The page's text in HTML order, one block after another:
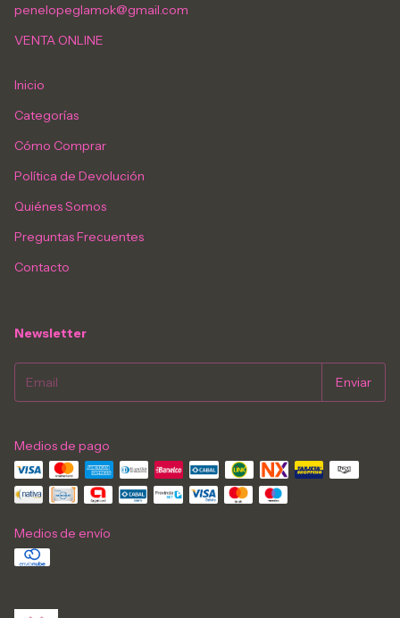
penelopeglamok@gmail.com
VENTA ONLINE
Inicio
Categorías
Cómo Comprar
Política de Devolución
Quiénes Somos
Preguntas Frecuentes
Contacto
Newsletter
Medios de pago
Medios de envío